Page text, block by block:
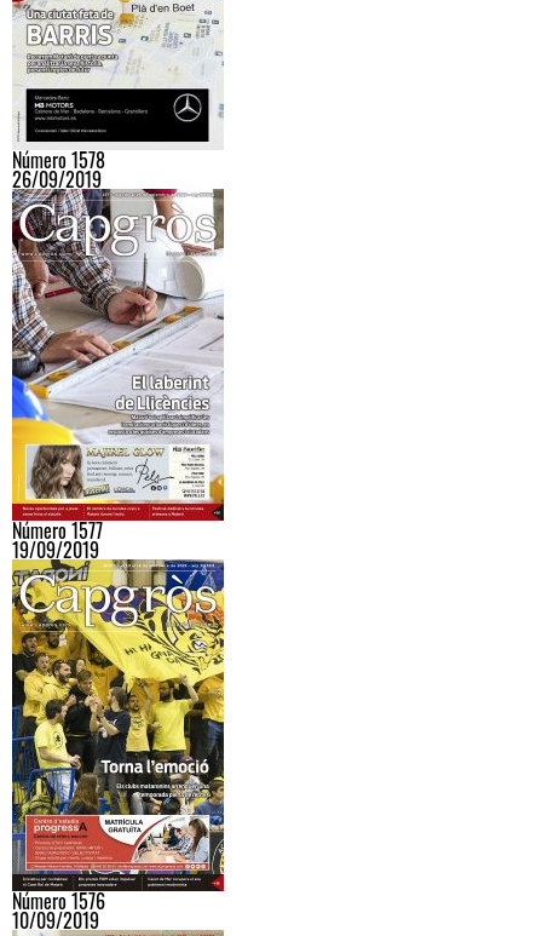
Número 1578
26/09/2019
Número 1577
19/09/2019
Número 1576
10/09/2019